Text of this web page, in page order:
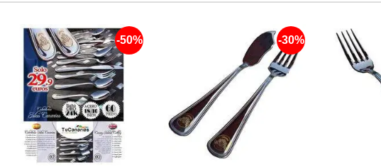
-50% -30%